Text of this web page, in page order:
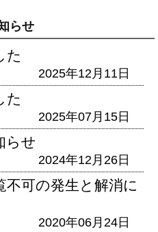
らせ
た
2025年12月11日
た
2025年07月15日
らせ
2024年12月26日
不可の発生と解消に
2020年06月24日